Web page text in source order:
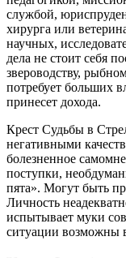
службой,
хирурга или
научных,
дела не стоит себя
звероводству,
потребует больших
принесет дохода.
Крест Судьбы в
негативными
болезненное
поступки,
пята». Могут быть
Личность
испытывает муки
ситуации возможны